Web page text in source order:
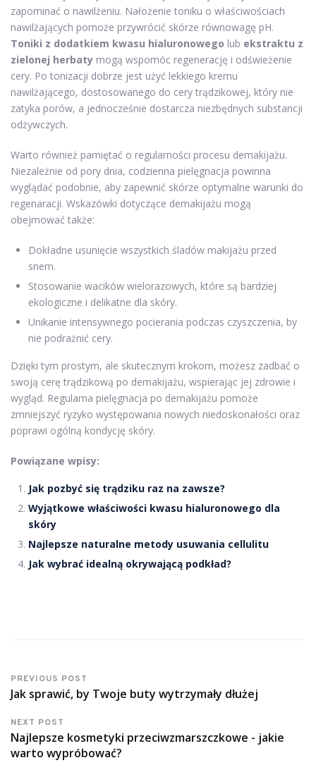
zapominać o nawilżeniu. Nałożenie toniku o właściwościach
nawilżających pomoże przywrócić skórze równowagę pH.
Toniki z dodatkiem kwasu hialuronowego lub ekstraktu z
zielonej herbaty mogą wspomóc regenerację i odświeżenie
cery. Po tonizacji dobrze jest użyć lekkiego kremu
nawilżającego, dostosowanego do cery trądzikowej, który nie
zatyka porów, a jednocześnie dostarcza niezbędnych substancji
odżywczych.
Warto również pamiętać o regularności procesu demakijażu.
Niezależnie od pory dnia, codzienna pielęgnacja powinna
wyglądać podobnie, aby zapewnić skórze optymalne warunki do
regenaracji. Wskazówki dotyczące demakijażu mogą
obejmować także:
Dokładne usunięcie wszystkich śladów makijażu przed
snem.
Stosowanie wacików wielorazowych, które są bardziej
ekologiczne i delikatne dla skóry.
Unikanie intensywnego pocierania podczas czyszczenia, by
nie podrażnić cery.
Dzięki tym prostym, ale skutecznym krokom, możesz zadbać o
swoją cerę trądzikową po demakijażu, wspierając jej zdrowie i
wygląd. Regularna pielęgnacja po demakijażu pomoże
zmniejszyć ryzyko występowania nowych niedoskonałości oraz
poprawi ogólną kondycję skóry.
Powiązane wpisy:
Jak pozbyć się trądziku raz na zawsze?
Wyjątkowe właściwości kwasu hialuronowego dla
skóry
Najlepsze naturalne metody usuwania cellulitu
Jak wybrać idealną okrywającą podkład?
PREVIOUS POST
Jak sprawić, by Twoje buty wytrzymały dłużej
NEXT POST
Najlepsze kosmetyki przeciwzmarszczkowe - jakie
warto wypróbować?